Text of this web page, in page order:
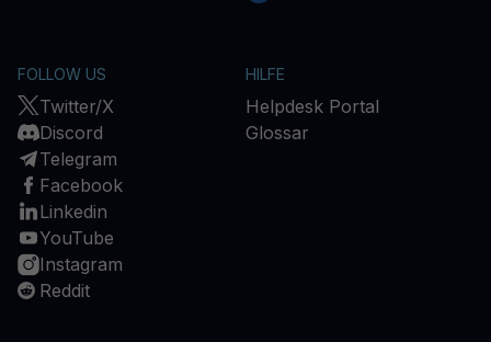
FOLLOW US
Twitter/X
Discord
Telegram
Facebook
Linkedin
YouTube
Instagram
Reddit
HILFE
Helpdesk Portal
Glossar